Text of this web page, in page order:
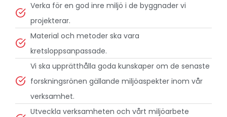
Verka för en god inre miljö i de byggnader vi
projekterar.
Material och metoder ska vara
kretsloppsanpassade.
Vi ska upprätthålla goda kunskaper om de senaste
forskningsrönen gällande miljöaspekter inom vår
verksamhet.
Utveckla verksamheten och vårt miljöarbete